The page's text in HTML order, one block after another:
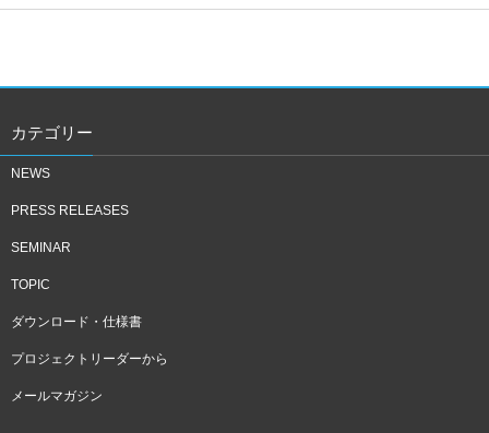
カテゴリー
NEWS
PRESS RELEASES
SEMINAR
TOPIC
ダウンロード・仕様書
プロジェクトリーダーから
メールマガジン